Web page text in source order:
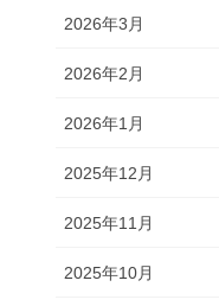
2026年3月
2026年2月
2026年1月
2025年12月
2025年11月
2025年10月